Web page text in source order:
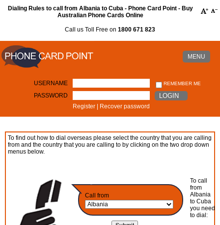
Dialing Rules to call from Albania to Cuba - Phone Card Point - Buy
Australian Phone Cards Online
Call us Toll Free on 1800 671 823
MENU
USERNAME REMEMBER ME
PASSWORD LOGIN
Register Recover password
To find out how to dial overseas please select the country that you are calling
from and the country that you are calling to by clicking on the two drop down
menus below.
Call from
To call
from
Albania
to Cuba
you need
to dial: